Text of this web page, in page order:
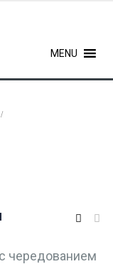
MENU
с чередованием